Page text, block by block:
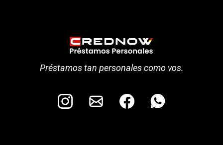
Préstamos tan personales como vos.